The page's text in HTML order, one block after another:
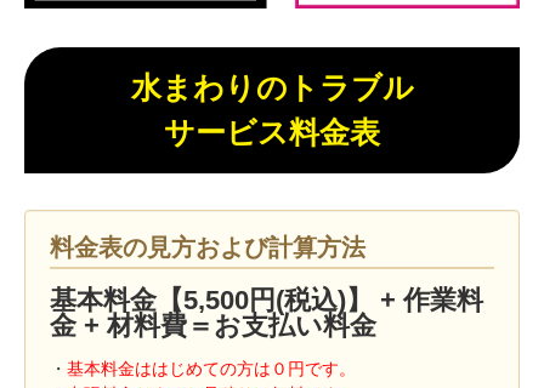
水まわりのトラブル
サービス料金表
料金表の見方および計算方法
基本料金【5,500円(税込)】 + 作業料
金 + 材料費＝お支払い料金
・ 基本料金ははじめての方は０円です。